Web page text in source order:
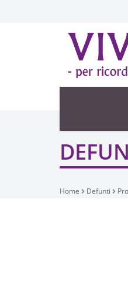
Home Defunti